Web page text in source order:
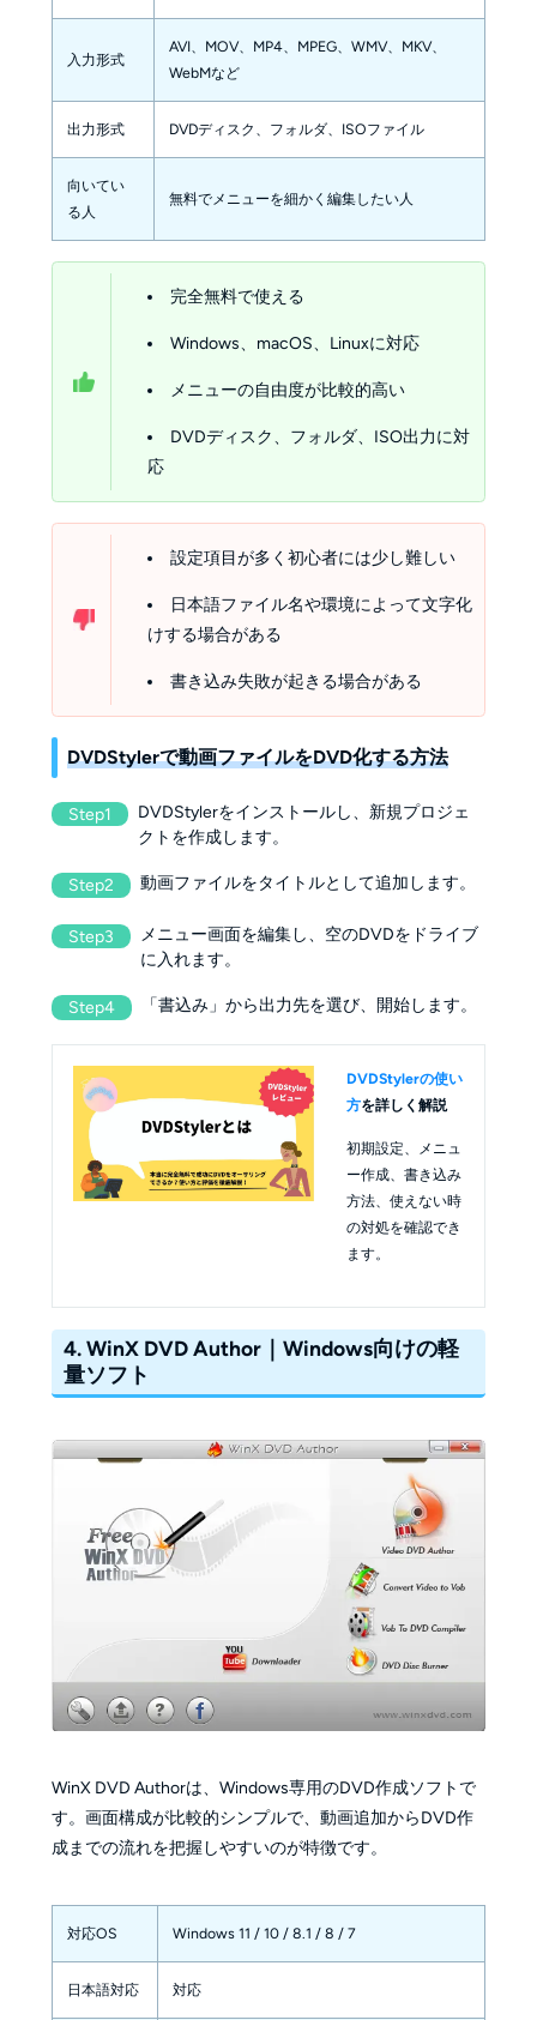
入力形式
AVI、MOV、MP4、MPEG、WMV、MKV、
WebMなど
出力形式 DVDディスク、フォルダ、ISOファイル
向いてい
る人
無料でメニューを細かく編集したい人
完全無料で使える
Windows、macOS、Linuxに対応
メニューの自由度が比較的高い
DVDディスク、フォルダ、ISO出力に対
応
設定項目が多く初心者には少し難しい
日本語ファイル名や環境によって文字化
けする場合がある
書き込み失敗が起きる場合がある
DVDStylerで動画ファイルをDVD化する方法
Step1
DVDStylerをインストールし、新規プロジェ
クトを作成します。
Step2 動画ファイルをタイトルとして追加します。
Step3
メニュー画面を編集し、空のDVDをドライブ
に入れます。
Step4 「書込み」から出力先を選び、開始します。
DVDStylerの使い
方を詳しく解説
初期設定、メニュ
ー作成、書き込み
方法、使えない時
の対処を確認でき
ます。
4. WinX DVD Author｜Windows向けの軽
量ソフト
WinX DVD Authorは、Windows専用のDVD作成ソフトで
す。画面構成が比較的シンプルで、動画追加からDVD作
成までの流れを把握しやすいのが特徴です。
対応OS Windows 11 / 10 / 8.1 / 8 / 7
日本語対応 対応